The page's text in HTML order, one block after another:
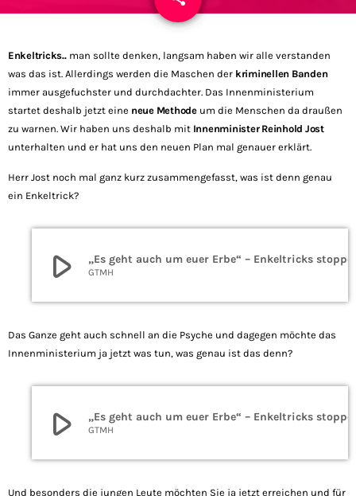
Enkeltricks..man sollte denken, langsam haben wir alle verstanden
was das ist. Allerdings werden die Maschen der kriminellen Banden
immer ausgefuchster und durchdachter. Das Innenministerium
startet deshalb jetzt eine neue Methodeum die Menschen da draußen
zu warnen. Wir haben uns deshalb mit Innenminister Reinhold Jost
unterhalten und er hat uns den neuen Plan mal genauer erklärt.
Herr Jost noch mal ganz kurz zusammengefasst, was ist denn genau
ein Enkeltrick?
play_arrow „Es geht auch um euer Erbe“ – Enkeltricks
GTMH
Das Ganze geht auch schnell an die Psyche und dagegen möchte das
Innenministerium ja jetzt was tun, was genau ist das denn?
play_arrow „Es geht auch um euer Erbe“ – Enkeltricks
GTMH
Und besonders die jungen Leute möchten Sie ja jetzt erreichen und für